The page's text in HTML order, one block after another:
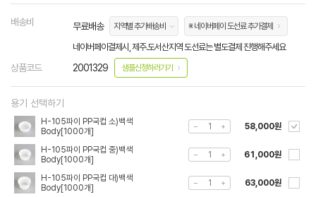
배송비 무료배송 지역별 추가배송비 ※ 네이버페이 도선료 추가결제
네이버페이결제시, 제주.도서산지역 도선료는 별도결제 진행해주세요
상품코드 2001329 샘플신청하러가기
용기 선택하기
H-105파이 PP국컵 소)백색
Body[1000개]
58,000원
H-105파이 PP국컵 중)백색
Body[1000개]
61,000원
H-105파이 PP국컵 대)백색
Body[1000개]
63,000원